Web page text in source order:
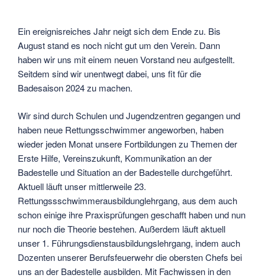
Ein ereignisreiches Jahr neigt sich dem Ende zu. Bis
August stand es noch nicht gut um den Verein. Dann
haben wir uns mit einem neuen Vorstand neu aufgestellt.
Seitdem sind wir unentwegt dabei, uns fit für die
Badesaison 2024 zu machen.
Wir sind durch Schulen und Jugendzentren gegangen und
haben neue Rettungsschwimmer angeworben, haben
wieder jeden Monat unsere Fortbildungen zu Themen der
Erste Hilfe, Vereinszukunft, Kommunikation an der
Badestelle und Situation an der Badestelle durchgeführt.
Aktuell läuft unser mittlerweile 23.
Rettungssschwimmerausbildunglehrgang, aus dem auch
schon einige ihre Praxisprüfungen geschafft haben und nun
nur noch die Theorie bestehen. Außerdem läuft aktuell
unser 1. Führungsdienstausbildungslehrgang, indem auch
Dozenten unserer Berufsfeuerwehr die obersten Chefs bei
uns an der Badestelle ausbilden. Mit Fachwissen in den